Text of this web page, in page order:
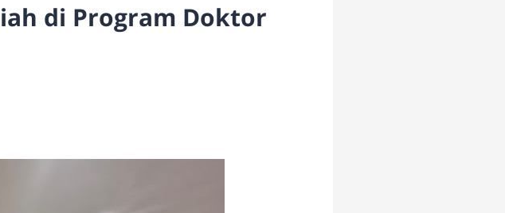
di Program Doktor